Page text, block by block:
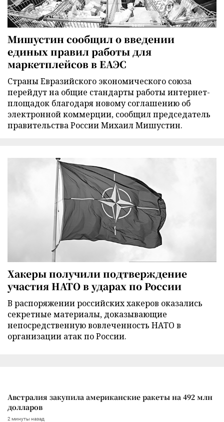
Мишустин сообщил о введении
единых правил работы для
маркетплейсов в ЕАЭС
Страны Евразийского экономического союза
перейдут на общие стандарты работы интернет-
площадок благодаря новому соглашению об
электронной коммерции, сообщил председатель
правительства России Михаил Мишустин.
Хакеры получили подтверждение
участия НАТО в ударах по России
В распоряжении российских хакеров оказались
секретные материалы, доказывающие
непосредственную вовлеченность НАТО в
организации атак по России.
Австралия закупила американские ракеты на 492 млн
долларов
2 минуты назад